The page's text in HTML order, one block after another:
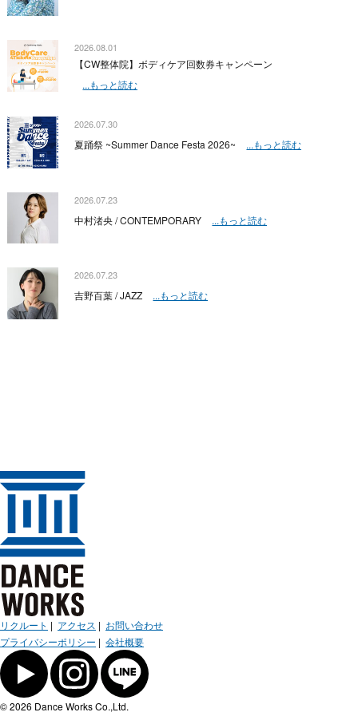
2026.08.01
【CW整体院】ボディケア回数券キャンペーン
...もっと読む
2026.07.30
夏踊祭 ~Summer Dance Festa 2026~ ...もっと読む
2026.07.23
中村渚央 / CONTEMPORARY ...もっと読む
2026.07.23
吉野百葉 / JAZZ ...もっと読む
リクルート | アクセス | お問い合わせ
プライバシーポリシー | 会社概要
© 2026 Dance Works Co.,Ltd.